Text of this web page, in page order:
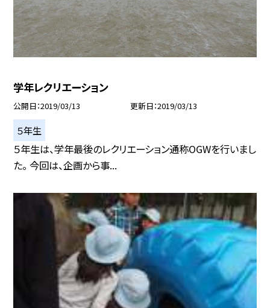
学年レクリエーション
公開日 2019/03/13 更新日 2019/03/13
５年生
５年生は、学年最後のレクリエーション通称OGWを行いまし
た。 今回は、企画から事...